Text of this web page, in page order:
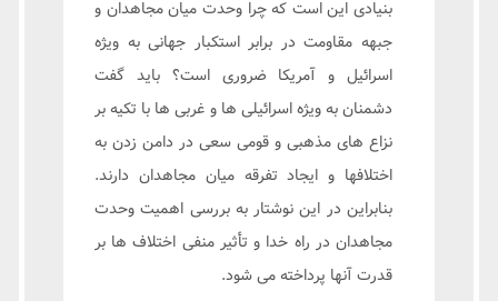
بنیادی این است که چرا وحدت میان مجاهدان و
جبهه مقاومت در برابر استکبار جهانی به ویژه
اسرائیل و آمریکا ضروری است؟ باید گفت
دشمنان به ویژه اسرائیلی ها و غربی ها با تکیه بر
نزاع های مذهبی و قومی سعی در دامن زدن به
اختلافها و ایجاد تفرقه میان مجاهدان دارند.
بنابراین در این نوشتار به بررسی اهمیت وحدت
مجاهدان در راه خدا و تأثیر منفی اختلاف ها بر
قدرت آنها پرداخته می شود.